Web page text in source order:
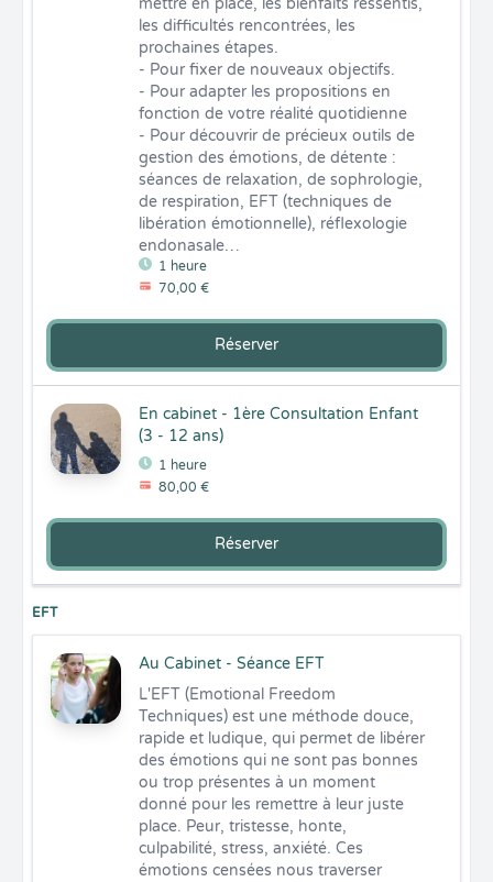
1 heure
70,00 €
mettre en place, les bienfaits ressentis,
les difficultés rencontrées, les
prochaines étapes.
- Pour fixer de nouveaux objectifs.
- Pour adapter les propositions en
fonction de votre réalité quotidienne
- Pour découvrir de précieux outils de
gestion des émotions, de détente :
séances de relaxation, de sophrologie,
de respiration, EFT (techniques de
libération émotionnelle), réflexologie
endonasale…
Réserver
En cabinet - 1ère Consultation Enfant
(3 - 12 ans)
1 heure
80,00 €
Réserver
EFT
Au Cabinet - Séance EFT
L'EFT (Emotional Freedom
Techniques) est une méthode douce,
rapide et ludique, qui permet de libérer
des émotions qui ne sont pas bonnes
ou trop présentes à un moment
donné pour les remettre à leur juste
place. Peur, tristesse, honte,
culpabilité, stress, anxiété. Ces
émotions censées nous traverser